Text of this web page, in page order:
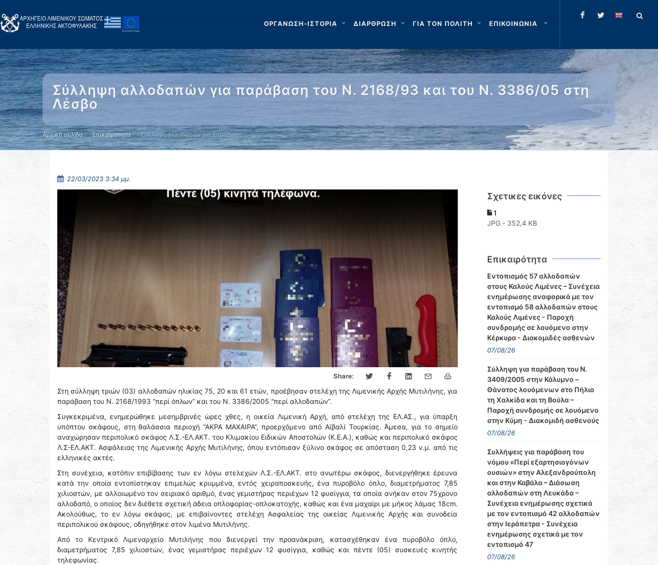
ΟΡΓΑΝΩΣΗ-ΙΣΤΟΡΙΑ ΔΙΑΡΘΡΩΣΗ ΓΙΑ ΤΟΝ ΠΟΛΙΤΗ ΕΠΙΚΟΙΝΩΝΙΑ
Σύλληψη αλλοδαπών για παράβαση του Ν. 2168/93 και του Ν. 3386/05 στη
Λέσβο
Αρχική σελίδα Επικαιρότητα Σύλληψη αλλοδαπών για παράβαση …
22/03/2023 3:34 μμ.
Share:
Στη σύλληψη τριών (03) αλλοδαπών ηλικίας 75, 20 και 61 ετών, προέβησαν στελέχη της Λιμενικής Αρχής Μυτιλήνης, για
παράβαση του Ν. 2168/1993 “περί όπλων” και του Ν. 3386/2005 “περί αλλοδαπών”.
Συγκεκριμένα, ενημερώθηκε μεσημβρινές ώρες χθες, η οικεία Λιμενική Αρχή, από στελέχη της ΕΛ.ΑΣ., για ύπαρξη
υπόπτου σκάφους, στη θαλάσσια περιοχή “ΑΚΡΑ ΜΑΧΑΙΡΑ”, προερχόμενο από Αϊβαλί Τουρκίας. Άμεσα, για το σημείο
αναχώρησαν περιπολικό σκάφος Λ.Σ.-ΕΛ.ΑΚΤ. του Κλιμακίου Ειδικών Αποστολών (Κ.Ε.Α.), καθώς και περιπολικό σκάφος
Λ.Σ-ΕΛ.ΑΚΤ. Ασφάλειας της Λιμενικής Αρχής Μυτιλήνης, όπου εντόπισαν ξύλινο σκάφος σε απόσταση 0,23 ν.μ. από τις
ελληνικές ακτές.
Στη συνέχεια, κατόπιν επιβίβασης των εν λόγω στελεχών Λ.Σ.-ΕΛ.ΑΚΤ. στο ανωτέρω σκάφος, διενεργήθηκε έρευνα
κατά την οποία εντοπίστηκαν επιμελώς κρυμμένα, εντός χειραποσκευής, ένα πυροβόλο όπλο, διαμετρήματος 7,85
χιλιοστών, με αλλοιωμένο τον σειριακό αριθμό, ένας γεμιστήρας περιέχων 12 φυσίγγια, τα οποία ανήκαν στον 75χρονο
αλλοδαπό, ο οποίος δεν διέθετε σχετική άδεια οπλοφορίας-οπλοκατοχής, καθώς και ένα μαχαίρι με μήκος λάμας 18cm.
Ακολούθως, το εν λόγω σκάφος, με επιβαίνοντες στελέχη Ασφαλείας της οικείας Λιμενικής Αρχής και συνοδεία
περιπολικού σκάφους, οδηγήθηκε στον λιμένα Μυτιλήνης.
Από το Κεντρικό Λιμεναρχείο Μυτιλήνης που διενεργεί την προανάκριση, κατασχέθηκαν ένα πυροβόλο όπλο,
διαμετρήματος 7,85 χιλιοστών, ένας γεμιστήρας περιέχων 12 φυσίγγια, καθώς και πέντε (05) συσκευές κινητής
τηλεφωνίας.
Σχετικες εικόνες
1
JPG - 352,4 KB
Επικαιρότητα
Εντοπισμός 57 αλλοδαπών
στους Καλούς Λιμένες – Συνέχεια
ενημέρωσης αναφορικά με τον
εντοπισμό 58 αλλοδαπών στους
Καλούς Λιμένες - Παροχή
συνδρομής σε λουόμενο στην
Κέρκυρα - Διακομιδές ασθενών
07/08/26
Σύλληψη για παράβαση του Ν.
3409/2005 στην Κάλυμνο –
Θάνατος λουόμενων στο Πήλιο
τη Χαλκίδα και τη Βούλα –
Παροχή συνδρομής σε λουόμενο
στην Κύμη - Διακομιδή ασθενούς
07/08/26
Συλλήψεις για παράβαση του
νόμου «Περί εξαρτησιογόνων
ουσιών» στην Αλεξανδρούπολη
και στην Καβάλα – Διάσωση
αλλοδαπών στη Λευκάδα –
Συνέχεια ενημέρωσης σχετικά
με τον εντοπισμό 42 αλλοδαπών
στην Ιεράπετρα - Συνέχεια
ενημέρωσης σχετικά με τον
εντοπισμό 47
07/08/26